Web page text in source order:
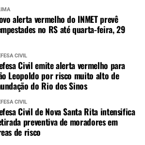
alerta vermelho do INMET prevê
no RS até quarta-feira, 29
CIVIL
Civil emite alerta vermelho para
Leopoldo por risco muito alto de
do Rio dos Sinos
CIVIL
Civil de Nova Santa Rita intensifica
preventiva de moradores em
de risco